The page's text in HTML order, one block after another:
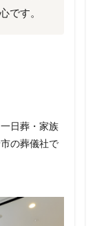
です。
日葬・家族
の葬儀社で